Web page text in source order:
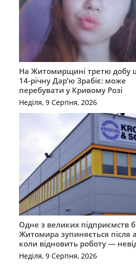
На Житомирщині третю добу
14-річну Дар’ю Зрабіє: може
перебувати у Кривому Розі
Неділя, 9 Серпня, 2026
Одне з великих підприємств
Житомира зупиняється після
коли відновить роботу —
Неділя, 9 Серпня, 2026